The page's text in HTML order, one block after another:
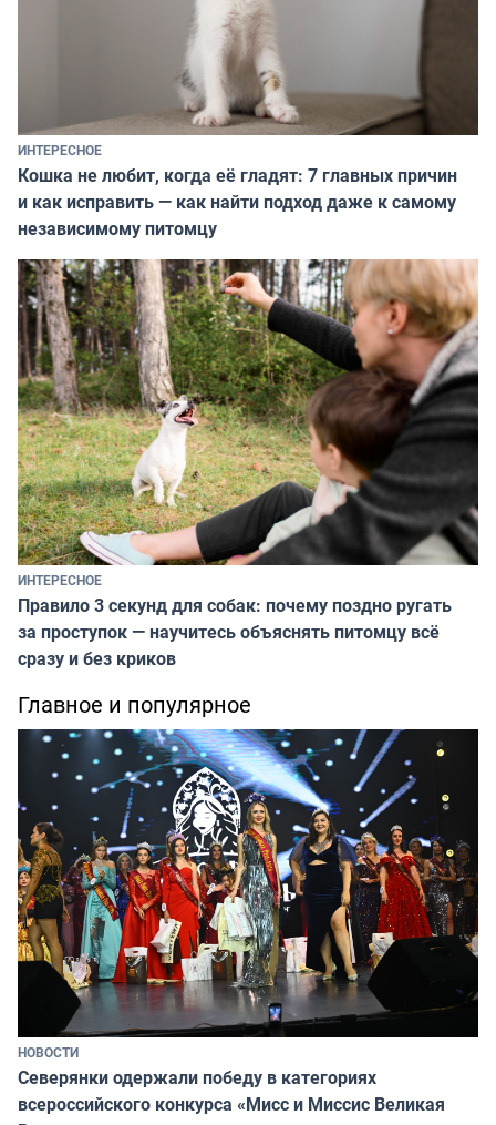
ИНТЕРЕСНОЕ
Кошка не любит, когда её гладят: 7 главных причин
и как исправить — как найти подход даже к самому
независимому питомцу
ИНТЕРЕСНОЕ
Правило 3 секунд для собак: почему поздно ругать
за проступок — научитесь объяснять питомцу всё
сразу и без криков
Главное и популярное
НОВОСТИ
Северянки одержали победу в категориях
всероссийского конкурса «Мисс и Миссис Великая